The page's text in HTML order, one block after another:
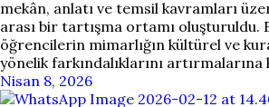
mekân, anlatı ve temsil kavramları
arası bir tartışma ortamı oluşturuldu.
öğrencilerin mimarlığın kültürel ve
yönelik farkındalıklarını
Nisan 8, 2026